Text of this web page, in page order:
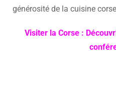
générosité de la cuisine
Visiter la Corse :